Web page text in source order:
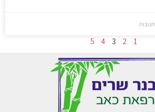
1
2
3
4
5